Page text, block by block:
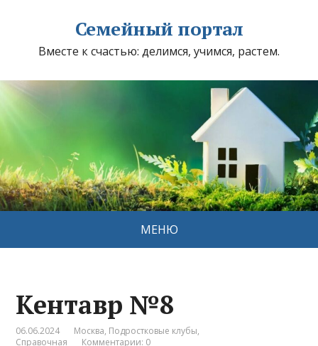
Семейный портал
Вместе к счастью: делимся, учимся, растем.
МЕНЮ
Кентавр №8
06.06.2024 Москва, Подростковые клубы,
Справочная
Комментарии: 0